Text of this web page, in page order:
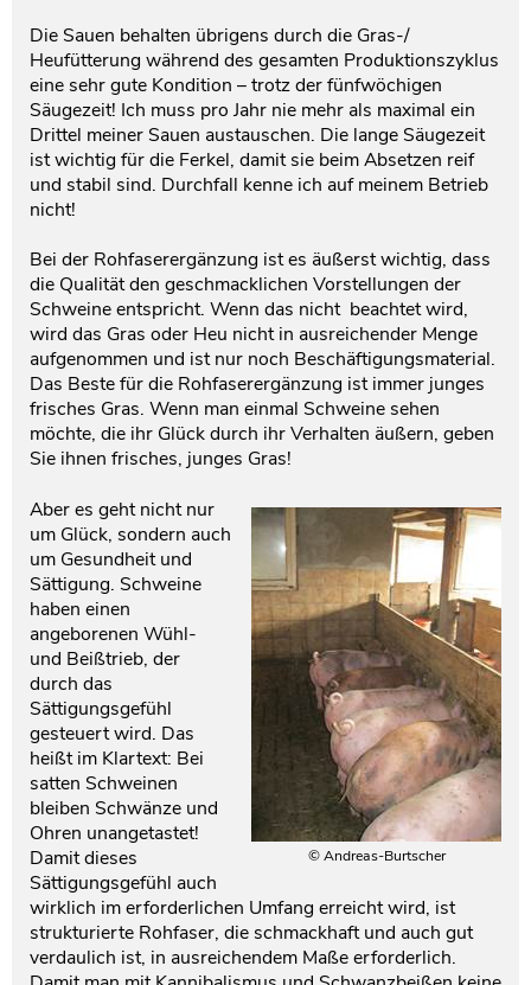
Die Sauen behalten übrigens durch die Gras-/
Heufütterung während des gesamten Produktionszyklus
eine sehr gute Kondition – trotz der fünfwöchigen
Säugezeit! Ich muss pro Jahr nie mehr als maximal ein
Drittel meiner Sauen austauschen. Die lange Säugezeit
ist wichtig für die Ferkel, damit sie beim Absetzen reif
und stabil sind. Durchfall kenne ich auf meinem Betrieb
nicht!
Bei der Rohfaserergänzung ist es äußerst wichtig, dass
die Qualität den geschmacklichen Vorstellungen der
Schweine entspricht. Wenn das nicht beachtet wird,
wird das Gras oder Heu nicht in ausreichender Menge
aufgenommen und ist nur noch Beschäftigungsmaterial.
Das Beste für die Rohfaserergänzung ist immer junges
frisches Gras. Wenn man einmal Schweine sehen
möchte, die ihr Glück durch ihr Verhalten äußern, geben
Sie ihnen frisches, junges Gras!
© Andreas-Burtscher
Aber es geht nicht nur
um Glück, sondern auch
um Gesundheit und
Sättigung. Schweine
haben einen
angeborenen Wühl-
und Beißtrieb, der
durch das
Sättigungsgefühl
gesteuert wird. Das
heißt im Klartext: Bei
satten Schweinen
bleiben Schwänze und
Ohren unangetastet!
Damit dieses
Sättigungsgefühl auch
wirklich im erforderlichen Umfang erreicht wird, ist
strukturierte Rohfaser, die schmackhaft und auch gut
verdaulich ist, in ausreichendem Maße erforderlich.